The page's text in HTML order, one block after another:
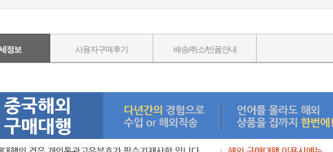
정보 사용자구매후기 배송/취소/반품안내